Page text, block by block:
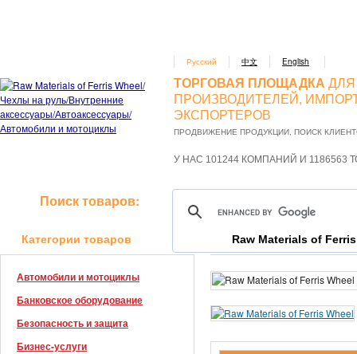
Русский 中文 English
ТОРГОВАЯ ПЛОЩАДКА
ПРОИЗВОДИТЕЛЕЙ,
ЭКСПОРТЕРОВ
ПРОДВИЖЕНИЕ ПРОДУКЦИИ, ПОИСК
У НАС 101244 КОМПАНИЙ И 1186563
Поиск товаров:
Категории товаров
Автомобили и мотоциклы
Банковское оборудование
Безопасность и защита
Бизнес-услуги
Raw Materials of